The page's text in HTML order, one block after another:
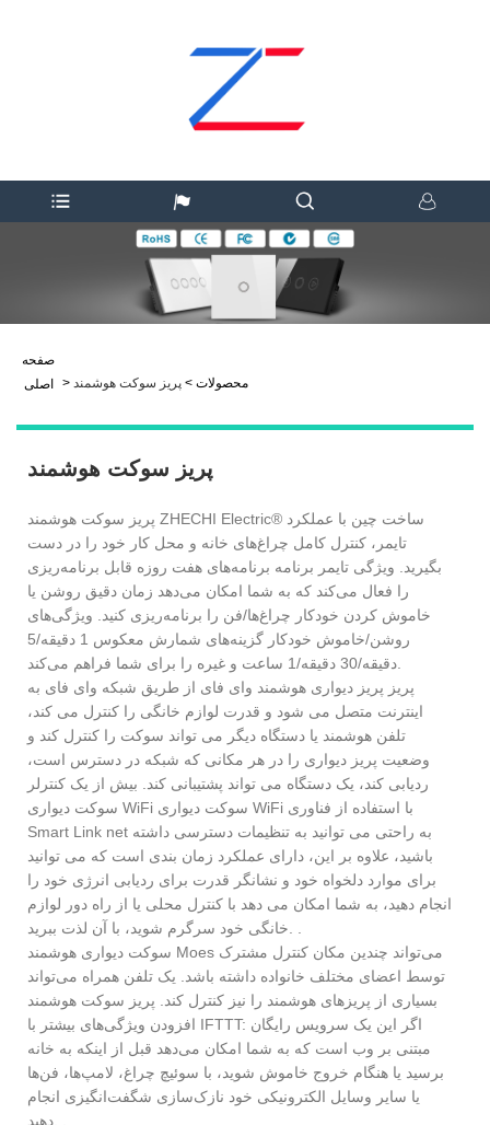
صفحه
اصلی
> محصولات > پریز سوکت هوشمند
پریز سوکت هوشمند
پریز سوکت هوشمند ZHECHI Electric® ساخت چین با عملکرد
تایمر، کنترل کامل چراغ‌های خانه و محل کار خود را در دست
بگیرید. ویژگی تایمر برنامه برنامه‌های هفت روزه قابل برنامه‌ریزی
را فعال می‌کند که به شما امکان می‌دهد زمان دقیق روشن یا
خاموش کردن خودکار چراغ‌ها/فن را برنامه‌ریزی کنید. ویژگی‌های
روشن/خاموش خودکار گزینه‌های شمارش معکوس 1 دقیقه/5
دقیقه/30 دقیقه/1 ساعت و غیره را برای شما فراهم می‌کند.
پریز پریز دیواری هوشمند وای فای از طریق شبکه وای فای به
اینترنت متصل می شود و قدرت لوازم خانگی را کنترل می کند،
تلفن هوشمند یا دستگاه دیگر می تواند سوکت را کنترل کند و
وضعیت پریز دیواری را در هر مکانی که شبکه در دسترس است،
ردیابی کند، یک دستگاه می تواند پشتیبانی کند. بیش از یک کنترلر
سوکت دیواری WiFi سوکت دیواری WiFi با استفاده از فناوری
Smart Link net به راحتی می توانید به تنظیمات دسترسی داشته
باشید، علاوه بر این، دارای عملکرد زمان بندی است که می توانید
برای موارد دلخواه خود و نشانگر قدرت برای ردیابی انرژی خود را
انجام دهید، به شما امکان می دهد با کنترل محلی یا از راه دور لوازم
خانگی خود سرگرم شوید، با آن لذت ببرید. .
سوکت دیواری هوشمند Moes می‌تواند چندین مکان کنترل مشترک
توسط اعضای مختلف خانواده داشته باشد. یک تلفن همراه می‌تواند
بسیاری از پریزهای هوشمند را نیز کنترل کند. پریز سوکت هوشمند
افزودن ویژگی‌های بیشتر با IFTTT: اگر این یک سرویس رایگان
مبتنی بر وب است که به شما امکان می‌دهد قبل از اینکه به خانه
برسید یا هنگام خروج خاموش شوید، با سوئیچ چراغ، لامپ‌ها، فن‌ها
یا سایر وسایل الکترونیکی خود نازک‌سازی شگفت‌انگیزی انجام
دهید. .